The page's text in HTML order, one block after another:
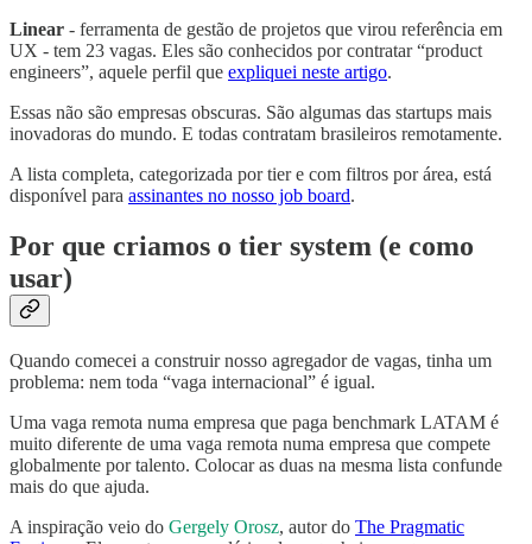
Linear - ferramenta de gestão de projetos que virou referência em
UX - tem 23 vagas. Eles são conhecidos por contratar “product
engineers”, aquele perfil que expliquei neste artigo.
Essas não são empresas obscuras. São algumas das startups mais
inovadoras do mundo. E todas contratam brasileiros remotamente.
A lista completa, categorizada por tier e com filtros por área, está
disponível para assinantes no nosso job board.
Por que criamos o tier system (e como
usar)
Quando comecei a construir nosso agregador de vagas, tinha um
problema: nem toda “vaga internacional” é igual.
Uma vaga remota numa empresa que paga benchmark LATAM é
muito diferente de uma vaga remota numa empresa que compete
globalmente por talento. Colocar as duas na mesma lista confunde
mais do que ajuda.
A inspiração veio do Gergely Orosz, autor do The Pragmatic